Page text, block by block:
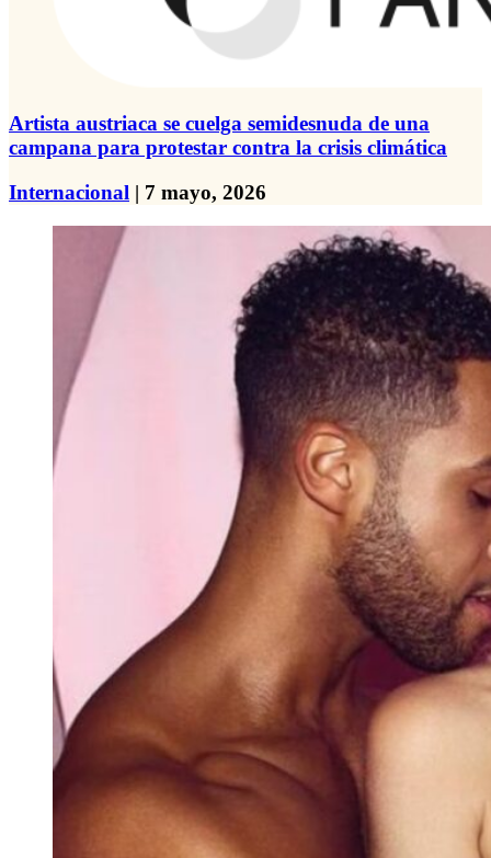
Artista austriaca se cuelga semidesnuda de una
campana para protestar contra la crisis climática
Internacional | 7 mayo, 2026